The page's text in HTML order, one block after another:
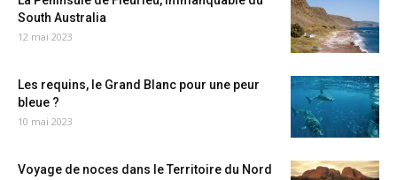
South Australia
12 mai 2023
Les requins, le Grand Blanc pour une peur
bleue ?
10 mai 2023
Voyage de noces dans le Territoire du Nord